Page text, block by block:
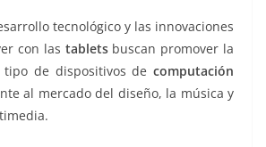
tecnológico y las innovaciones
con las tabletsbuscan promover la
tipo de dispositivos de computación
al mercado del diseño, la música y